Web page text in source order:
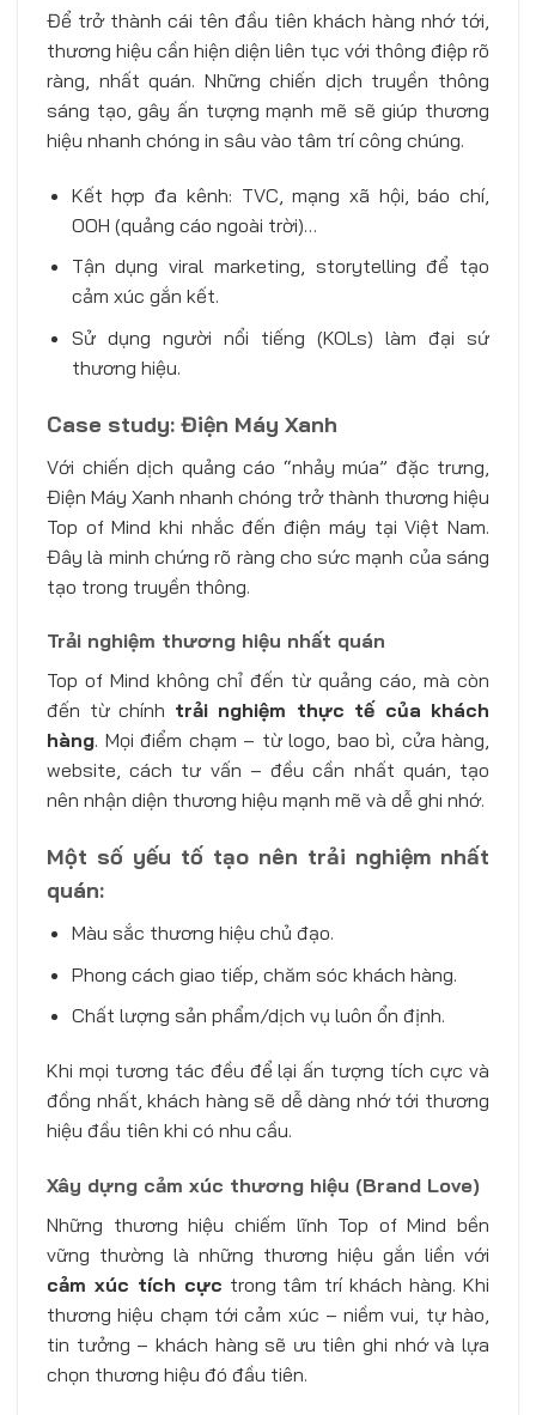
Để trở thành cái tên đầu tiên khách hàng nhớ tới,
thương hiệu cần hiện diện liên tục với thông điệp rõ
ràng, nhất quán. Những chiến dịch truyền thông
sáng tạo, gây ấn tượng mạnh mẽ sẽ giúp thương
hiệu nhanh chóng in sâu vào tâm trí công chúng.
Kết hợp đa kênh: TVC, mạng xã hội, báo chí,
OOH (quảng cáo ngoài trời)…
Tận dụng viral marketing, storytelling để tạo
cảm xúc gắn kết.
Sử dụng người nổi tiếng (KOLs) làm đại sứ
thương hiệu.
Case study: Điện Máy Xanh
Với chiến dịch quảng cáo “nhảy múa” đặc trưng,
Điện Máy Xanh nhanh chóng trở thành thương hiệu
Top of Mind khi nhắc đến điện máy tại Việt Nam.
Đây là minh chứng rõ ràng cho sức mạnh của sáng
tạo trong truyền thông.
Trải nghiệm thương hiệu nhất quán
Top of Mind không chỉ đến từ quảng cáo, mà còn
đến từ chính trải nghiệm thực tế của khách
hàng. Mọi điểm chạm – từ logo, bao bì, cửa hàng,
website, cách tư vấn – đều cần nhất quán, tạo
nên nhận diện thương hiệu mạnh mẽ và dễ ghi nhớ.
Một số yếu tố tạo nên trải nghiệm nhất
quán:
Màu sắc thương hiệu chủ đạo.
Phong cách giao tiếp, chăm sóc khách hàng.
Chất lượng sản phẩm/dịch vụ luôn ổn định.
Khi mọi tương tác đều để lại ấn tượng tích cực và
đồng nhất, khách hàng sẽ dễ dàng nhớ tới thương
hiệu đầu tiên khi có nhu cầu.
Xây dựng cảm xúc thương hiệu (Brand Love)
Những thương hiệu chiếm lĩnh Top of Mind bền
vững thường là những thương hiệu gắn liền với
cảm xúc tích cực trong tâm trí khách hàng. Khi
thương hiệu chạm tới cảm xúc – niềm vui, tự hào,
tin tưởng – khách hàng sẽ ưu tiên ghi nhớ và lựa
chọn thương hiệu đó đầu tiên.